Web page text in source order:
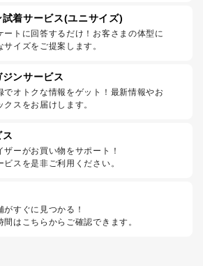
着サービス(ユニサイズ)
ートに回答するだけ！お客さまの体型に
サイズをご提案します。
ジンサービス
でオトクな情報をゲット！最新情報やお
スをお届けします。
ス
ザーがお買い物をサポート！
ビスを是非ご利用ください。
がすぐに見つかる！
間はこちらからご確認できます。